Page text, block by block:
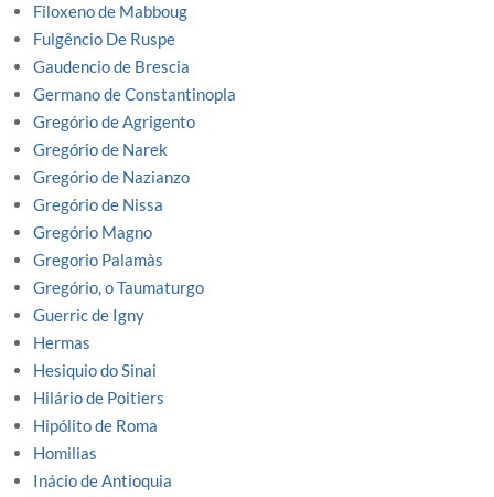
Filoxeno de Mabboug
Fulgêncio De Ruspe
Gaudencio de Brescia
Germano de Constantinopla
Gregório de Agrigento
Gregório de Narek
Gregório de Nazianzo
Gregório de Nissa
Gregório Magno
Gregorio Palamàs
Gregório, o Taumaturgo
Guerric de Igny
Hermas
Hesiquio do Sinai
Hilário de Poitiers
Hipólito de Roma
Homilias
Inácio de Antioquia